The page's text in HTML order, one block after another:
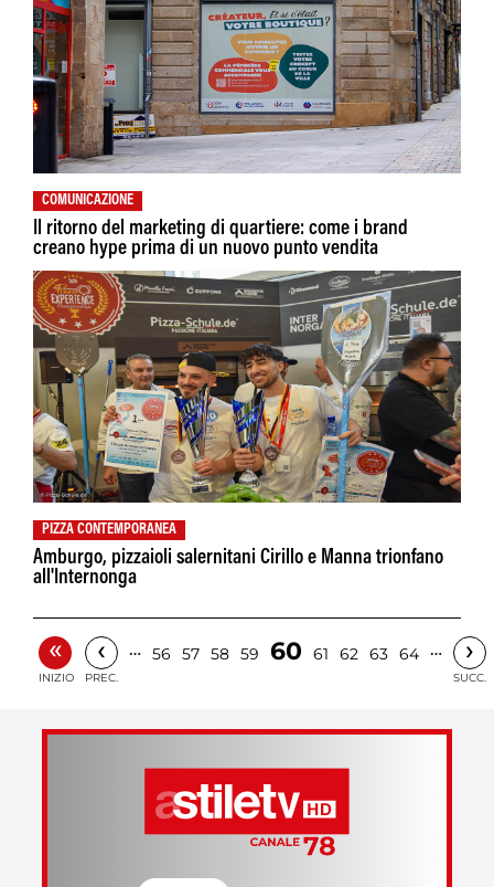
COMUNICAZIONE
Il ritorno del marketing di quartiere: come i brand
creano hype prima di un nuovo punto vendita
PIZZA CONTEMPORANEA
Amburgo, pizzaioli salernitani Cirillo e Manna trionfano
all'Internonga
«
INIZIO
‹
PREC.
… 56 57 58 59 60 61 62 63 64 … ›
SUCC.